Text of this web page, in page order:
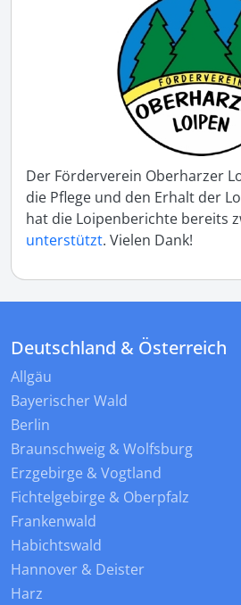
Der Förderverein Oberharzer
die Pflege und den Erhalt der
hat die Loipenberichte bereits
unterstützt. Vielen Dank!
Deutschland & Österreich
Allgäu
Bayerischer Wald
Berlin
Braunschweig & Wolfsburg
Erzgebirge & Vogtland
Fichtelgebirge & Oberpfalz
Frankenwald
Habichtswald
Hannover & Deister
Harz